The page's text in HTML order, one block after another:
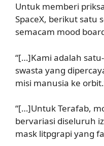
Untuk memberi
SpaceX, berikut satu
semacam mood
“[…]Kami adalah
swasta yang
misi manusia ke
“[…]Untuk Terafab,
bervariasi diseluruh
mask litpgrapi yang